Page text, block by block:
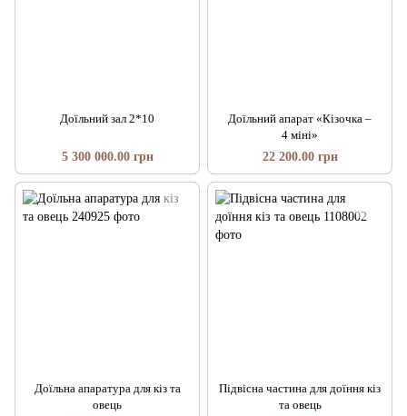
Доїльний зал 2*10
5 300 000.00 грн
Доїльний апарат «Кізочка –
4 міні»
22 200.00 грн
Доїльна апаратура для кіз та
овець
Підвісна частина для доїння кіз
та овець